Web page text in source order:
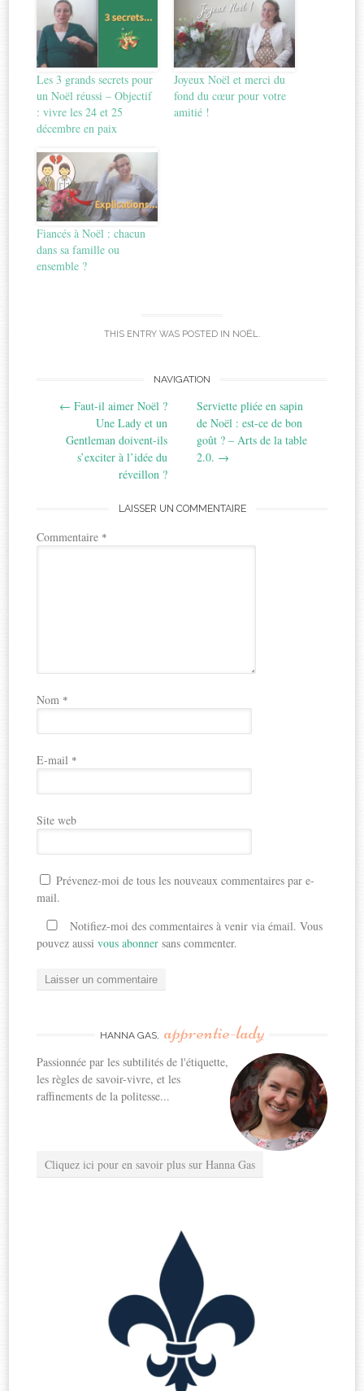
Les 3 grands secrets pour
un Noël réussi – Objectif
: vivre les 24 et 25
décembre en paix
Joyeux Noël et merci du
fond du cœur pour votre
amitié !
Fiancés à Noël : chacun
dans sa famille ou
ensemble ?
THIS ENTRY WAS POSTED IN NOËL.
navigation
NAVIGATION
← Faut-il aimer Noël ?
Une Lady et un
Gentleman doivent-ils
s’exciter à l’idée du
réveillon ?
Serviette pliée en sapin
de Noël : est-ce de bon
goût ? – Arts de la table
2.0. →
LAISSER UN COMMENTAIRE
Commentaire *
Nom *
E-mail *
Site web
Prévenez-moi de tous les nouveaux commentaires par e-
mail.
Notifiez-moi des commentaires à venir via émail. Vous
pouvez aussivous abonner sans commenter.
HANNA GAS, apprentie-lady
Passionnée par les subtilités de l'étiquette,
les règles de savoir-vivre, et les
raffinements de la politesse...
Cliquez ici pour en savoir plus sur Hanna Gas